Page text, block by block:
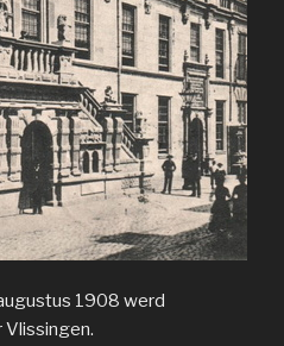
1908 werd
Vlissingen.